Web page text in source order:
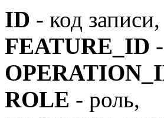
ID - код записи,
FEATURE_ID
ROLE - роль,